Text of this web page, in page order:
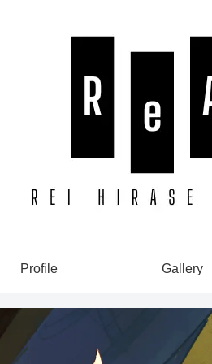
Profile Gallery